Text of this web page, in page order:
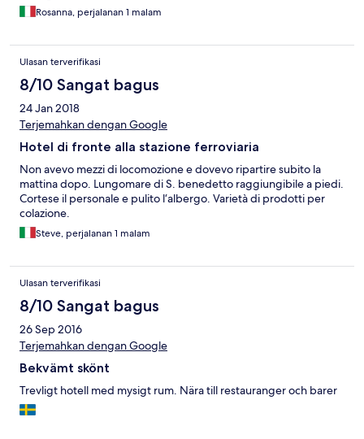
Rosanna, perjalanan 1 malam
Ulasan terverifikasi
8/10 Sangat bagus
24 Jan 2018
Terjemahkan dengan Google
Hotel di fronte alla stazione ferroviaria
Non avevo mezzi di locomozione e dovevo ripartire subito la
mattina dopo. Lungomare di S. benedetto raggiungibile a piedi.
Cortese il personale e pulito l‘albergo. Varietà di prodotti per
colazione.
Steve, perjalanan 1 malam
Ulasan terverifikasi
8/10 Sangat bagus
26 Sep 2016
Terjemahkan dengan Google
Bekvämt skönt
Trevligt hotell med mysigt rum. Nära till restauranger och barer